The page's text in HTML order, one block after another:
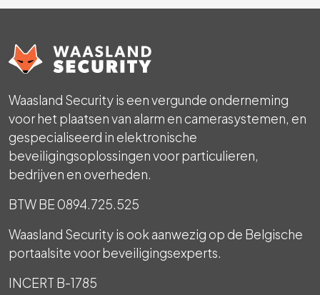
Waasland Security is een vergunde onderneming
voor het plaatsen van alarm en camerasystemen, en
gespecialiseerd in elektronische
beveiligingsoplossingen voor particulieren,
bedrijven en overheden.
BTW BE 0894.725.525
Waasland Security is ook aanwezig op de Belgische
portaalsite voor beveiligingsexperts.
INCERT B-1785